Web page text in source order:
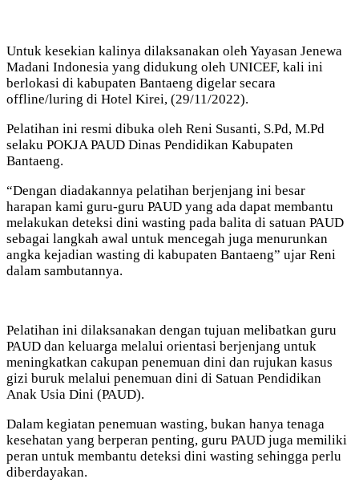
Untuk kesekian kalinya dilaksanakan oleh Yayasan Jenewa
Madani Indonesia yang didukung oleh UNICEF, kali ini
berlokasi di kabupaten Bantaeng digelar secara
offline/luring di Hotel Kirei, (29/11/2022).
Pelatihan ini resmi dibuka oleh Reni Susanti, S.Pd, M.Pd
selaku POKJA PAUD Dinas Pendidikan Kabupaten
Bantaeng.
“Dengan diadakannya pelatihan berjenjang ini besar
harapan kami guru-guru PAUD yang ada dapat membantu
melakukan deteksi dini wasting pada balita di satuan PAUD
sebagai langkah awal untuk mencegah juga menurunkan
angka kejadian wasting di kabupaten Bantaeng” ujar Reni
dalam sambutannya.
Pelatihan ini dilaksanakan dengan tujuan melibatkan guru
PAUD dan keluarga melalui orientasi berjenjang untuk
meningkatkan cakupan penemuan dini dan rujukan kasus
gizi buruk melalui penemuan dini di Satuan Pendidikan
Anak Usia Dini (PAUD).
Dalam kegiatan penemuan wasting, bukan hanya tenaga
kesehatan yang berperan penting, guru PAUD juga memiliki
peran untuk membantu deteksi dini wasting sehingga perlu
diberdayakan.